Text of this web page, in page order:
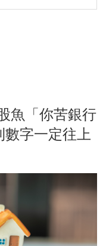
魚「你苦銀行
字一定往上